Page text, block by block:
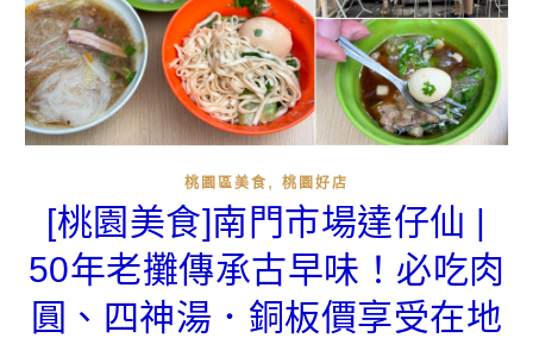
桃園區美食 , 桃園好店
[桃園美食]南門市場達仔仙 |
50年老攤傳承古早味！必吃肉
圓、四神湯．銅板價享受在地